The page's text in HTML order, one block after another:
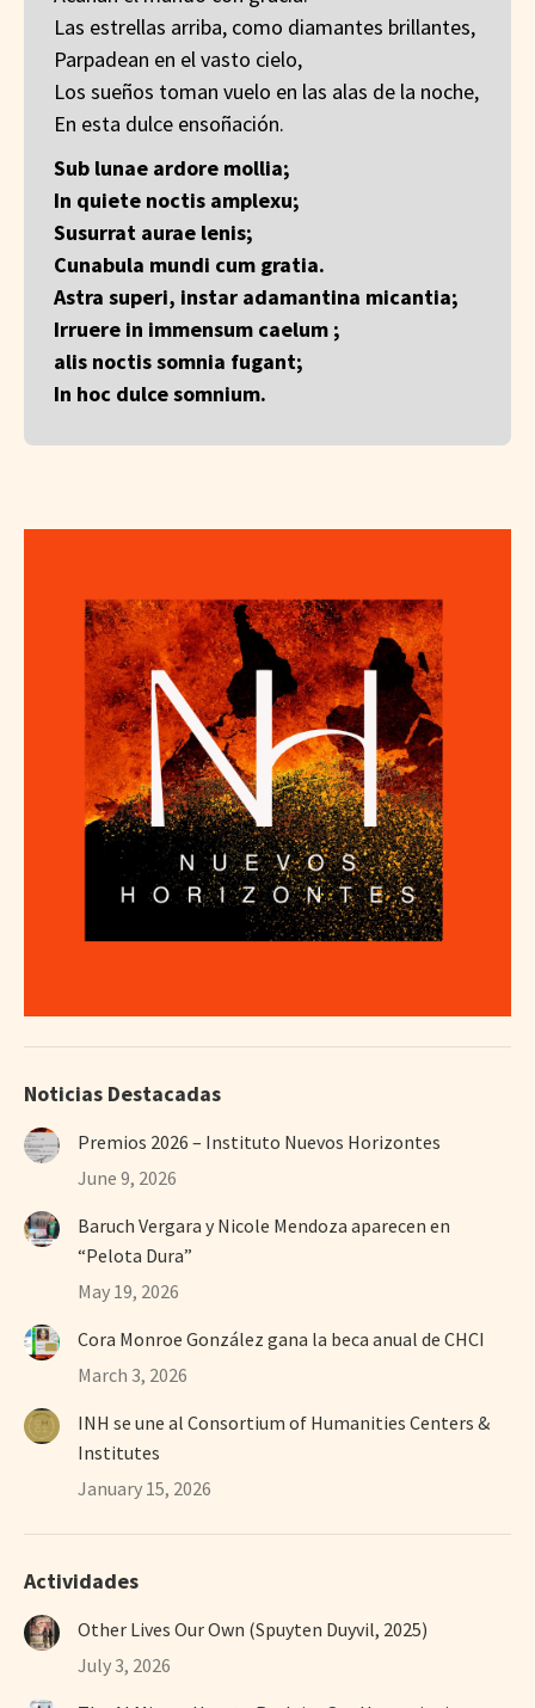
Las estrellas arriba, como diamantes brillantes,
Parpadean en el vasto cielo,
Los sueños toman vuelo en las alas de la noche,
En esta dulce ensoñación.
Sub lunae ardore mollia;
In quiete noctis amplexu;
Susurrat aurae lenis;
Cunabula mundi cum gratia.
Astra superi, instar adamantina micantia;
Irruere in immensum caelum ;
alis noctis somnia fugant;
In hoc dulce somnium.
Noticias Destacadas
Premios 2026 – Instituto Nuevos Horizontes
June 9, 2026
Baruch Vergara y Nicole Mendoza aparecen en
“Pelota Dura”
May 19, 2026
Cora Monroe González gana la beca anual de CHCI
March 3, 2026
INH se une al Consortium of Humanities Centers &
Institutes
January 15, 2026
Actividades
Other Lives Our Own (Spuyten Duyvil, 2025)
July 3, 2026